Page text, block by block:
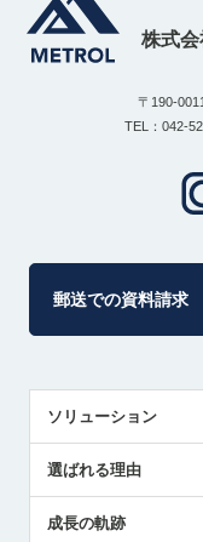
株式
〒190-
TEL：042-
郵送での資料請求
ソリューション
解決策提案
選ばれる理由
成長の軌跡